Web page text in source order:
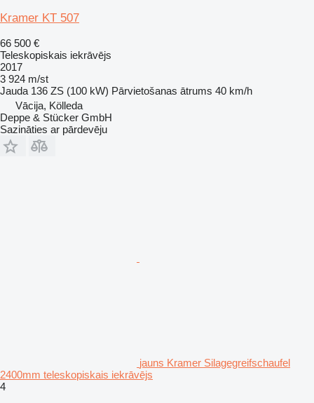
Kramer KT 507
66 500 €
Teleskopiskais iekrāvējs
2017
3 924 m/st
Jauda 136 ZS (100 kW) Pārvietošanas ātrums 40 km/h
Vācija, Kölleda
Deppe & Stücker GmbH
Sazināties ar pārdevēju
jauns Kramer Silagegreifschaufel
2400mm teleskopiskais iekrāvējs
4